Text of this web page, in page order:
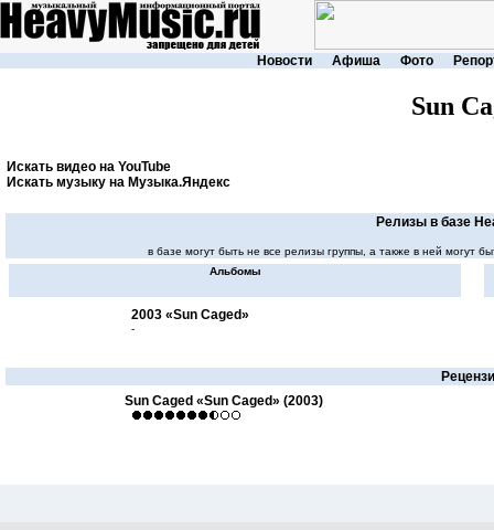
Новости Афиша Фото
Sun
Искать видео на YouTube
Искать музыку на Музыка.Яндекс
Релизы в базе
в базе могут быть не все релизы группы, а также в ней
Альбомы
2003 «Sun Caged»
-
Sun Caged «Sun Caged» (2003)